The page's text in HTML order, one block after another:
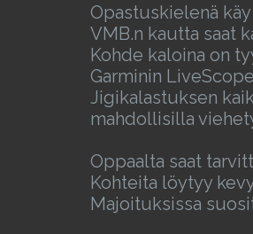
Opastuskielenä
VMB.n kautta saat
Kohde kaloina on
Garminin
Jigikalastuksen
mahdollisilla
Oppaalta saat
Kohteita löytyy
Majoituksissa